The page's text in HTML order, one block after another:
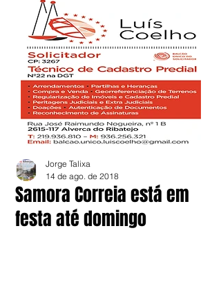
Samora Correia está em
festa até domingo
Jorge Talixa
14 de ago. de 2018